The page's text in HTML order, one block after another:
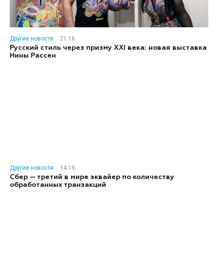
Другие новости
21:16
Русский стиль через призму XXI века: новая выставка
Нины Рассен
Другие новости
14:19
Сбер — третий в мире эквайер по количеству
обработанных транзакций